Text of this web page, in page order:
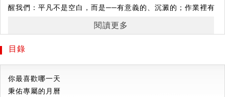
醒我們：平凡不是空白，而是──有意義的、沉澱的；作業裡有
專注，路上有風，朋友的笑點滴積累成幸福。讀完可以和孩子
下，就是最有力量的願望，給忙著長大的孩子們，透過這本書
閱讀更多
目錄
你最喜歡哪一天
秉佑專屬的月曆